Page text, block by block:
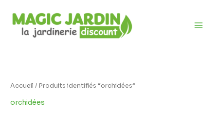
contenu
iAccueil / Produits identifiés “orchidées”
orchidées